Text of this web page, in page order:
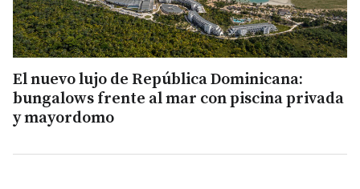
El nuevo lujo de República Dominicana:
bungalows frente al mar con piscina privada
y mayordomo